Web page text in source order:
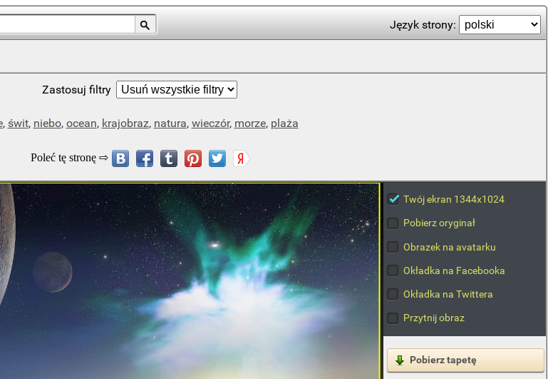
Język strony:
Zastosuj filtry
, świt, niebo, ocean, krajobraz, natura, wieczór, morze, plaża
Twój ekran 1344x1024
Pobierz oryginał
Obrazek na avatarku
Okładka na Facebooka
Okładka na Twittera
Przytnij obraz
Pobierz tapetę